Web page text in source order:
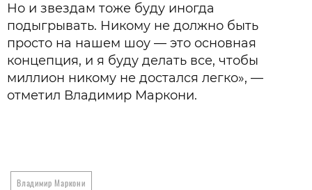
Но и звездам тоже буду иногда
подыгрывать. Никому не должно быть
просто на нашем шоу — это основная
концепция, и я буду делать все, чтобы
миллион никому не достался легко», —
отметил Владимир Маркони.
Владимир Маркони